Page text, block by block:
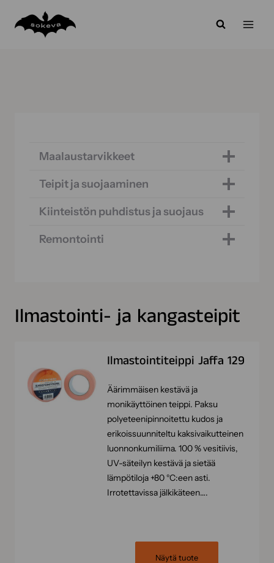
sisältöön
Maalaustarvikkeet
Teipit ja suojaaminen
Kiinteistön puhdistus ja suojaus
Remontointi
Ilmastointi- ja kangasteipit
Ilmastointiteippi Jaffa 129
Äärimmäisen kestävä ja
monikäyttöinen teippi. Paksu
polyeteenipinnoitettu kudos ja
erikoissuunniteltu kaksivaikutteinen
luonnonkumiliima. 100 % vesitiivis,
UV-säteilyn kestävä ja sietää
lämpötiloja +80 °C:een asti.
Irrotettavissa jälkikäteen….
Näytä tuote